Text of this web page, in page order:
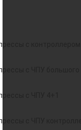
с контроллером
с ЧПУ большого
с ЧПУ 4+1
с ЧПУ